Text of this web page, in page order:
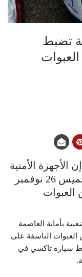
تضبط
الأجهزة الأمنية
واللجان الشعبية ضبطت اليوم الخميس 26 نوفمبر
العبوات
بأمانة العاصمة
العبوات الناسفة على
سيارة تاكسي في